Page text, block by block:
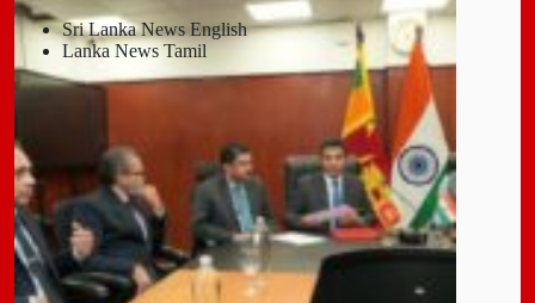
Sri Lanka News English
Lanka News Tamil
Leave a Reply
You must be
logged into post a comment.